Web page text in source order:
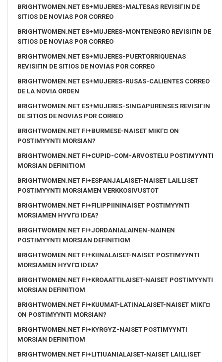
BRIGHTWOMEN.NET ES+MUJERES-MALTESAS REVISIГІN DE
SITIOS DE NOVIAS POR CORREO
BRIGHTWOMEN.NET ES+MUJERES-MONTENEGRO REVISIГІN DE
SITIOS DE NOVIAS POR CORREO
BRIGHTWOMEN.NET ES+MUJERES-PUERTORRIQUENAS
REVISIГІN DE SITIOS DE NOVIAS POR CORREO
BRIGHTWOMEN.NET ES+MUJERES-RUSAS-CALIENTES CORREO
DE LA NOVIA ORDEN
BRIGHTWOMEN.NET ES+MUJERES-SINGAPURENSES REVISIГІN
DE SITIOS DE NOVIAS POR CORREO
BRIGHTWOMEN.NET FI+BURMESE-NAISET MIKГ¤ ON
POSTIMYYNTI MORSIAN?
BRIGHTWOMEN.NET FI+CUPID-COM-ARVOSTELU POSTIMYYNTI
MORSIAN DEFINITIOM
BRIGHTWOMEN.NET FI+ESPANJALAISET-NAISET LAILLISET
POSTIMYYNTI MORSIAMEN VERKKOSIVUSTOT
BRIGHTWOMEN.NET FI+FILIPPIININAISET POSTIMYYNTI
MORSIAMEN HYVГ¤ IDEA?
BRIGHTWOMEN.NET FI+JORDANIALAINEN-NAINEN
POSTIMYYNTI MORSIAN DEFINITIOM
BRIGHTWOMEN.NET FI+KIINALAISET-NAISET POSTIMYYNTI
MORSIAMEN HYVГ¤ IDEA?
BRIGHTWOMEN.NET FI+KROAATTILAISET-NAISET POSTIMYYNTI
MORSIAN DEFINITIOM
BRIGHTWOMEN.NET FI+KUUMAT-LATINALAISET-NAISET MIKГ¤
ON POSTIMYYNTI MORSIAN?
BRIGHTWOMEN.NET FI+KYRGYZ-NAISET POSTIMYYNTI
MORSIAN DEFINITIOM
BRIGHTWOMEN.NET FI+LITIUANIALAISET-NAISET LAILLISET